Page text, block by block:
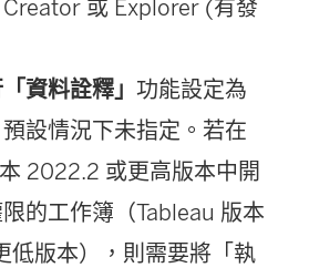
或 Explorer (有發
資料詮釋」 功能設定為
預設情況下未指定。若在
2022.2 或更高版本中開
的工作簿（Tableau 版本
低版本），則需要將「執